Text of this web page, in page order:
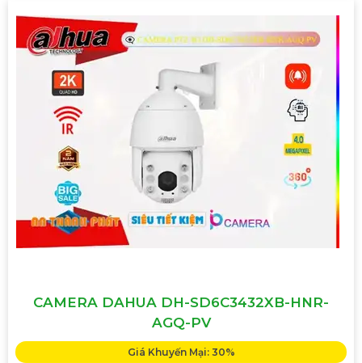
CAMERA DAHUA DH-SD6C3432XB-HNR-
AGQ-PV
Giá Khuyến Mại: 30%